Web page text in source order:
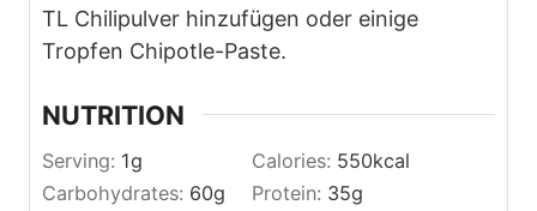
TL Chilipulver hinzufügen oder einige
Tropfen Chipotle-Paste.
NUTRITION
Serving: 1g Calories: 550kcal
Carbohydrates: 60g Protein: 35g